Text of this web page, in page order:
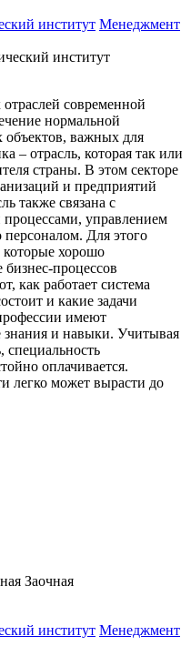
институт Менеджмент
современной
нормальной
объектов, важных для
– отрасль, которая так или
страны. В этом секторе
и предприятий
также связана с
управлением
персоналом. Для этого
хорошо
процессов
как работает система
и какие задачи
имеют
знания и навыки. Учитывая
оплачивается.
легко может вырасти до
Заочная
институт Менеджмент